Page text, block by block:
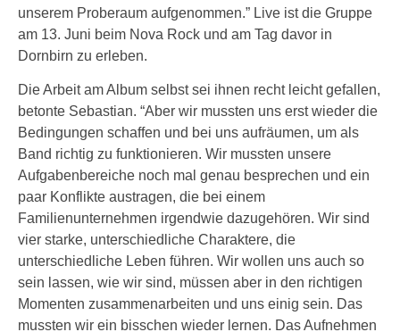
unserem Proberaum aufgenommen.” Live ist die Gruppe
am 13. Juni beim Nova Rock und am Tag davor in
Dornbirn zu erleben.
Die Arbeit am Album selbst sei ihnen recht leicht gefallen,
betonte Sebastian. “Aber wir mussten uns erst wieder die
Bedingungen schaffen und bei uns aufräumen, um als
Band richtig zu funktionieren. Wir mussten unsere
Aufgabenbereiche noch mal genau besprechen und ein
paar Konflikte austragen, die bei einem
Familienunternehmen irgendwie dazugehören. Wir sind
vier starke, unterschiedliche Charaktere, die
unterschiedliche Leben führen. Wir wollen uns auch so
sein lassen, wie wir sind, müssen aber in den richtigen
Momenten zusammenarbeiten und uns einig sein. Das
mussten wir ein bisschen wieder lernen. Das Aufnehmen